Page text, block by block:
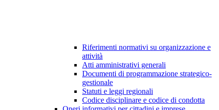
Riferimenti normativi su organizzazione e
attività
Atti amministrativi generali
Documenti di programmazione strategico-
gestionale
Statuti e leggi regionali
Codice disciplinare e codice di condotta